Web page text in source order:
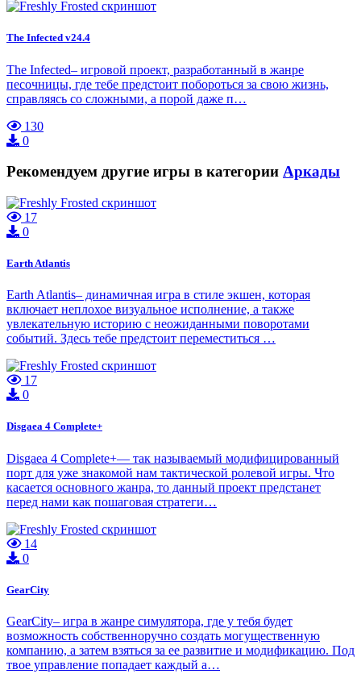
The Infected v24.4
The Infected– игровой проект, разработанный в жанре
песочницы, где тебе предстоит побороться за свою жизнь,
справляясь со сложными, а порой даже п…
130
0
Рекомендуем другие игры в категории Аркады
17
0
Earth Atlantis
Earth Atlantis– динамичная игра в стиле экшен, которая
включает неплохое визуальное исполнение, а также
увлекательную историю с неожиданными поворотами
событий. Здесь тебе предстоит переместиться …
17
0
Disgaea 4 Complete+
Disgaea 4 Complete+— так называемый модифицированный
порт для уже знакомой нам тактической ролевой игры. Что
касается основного жанра, то данный проект предстанет
перед нами как пошаговая стратеги…
14
0
GearCity
GearCity– игра в жанре симулятора, где у тебя будет
возможность собственноручно создать могущественную
компанию, а затем взяться за ее развитие и модификацию. Под
твое управление попадает каждый а…